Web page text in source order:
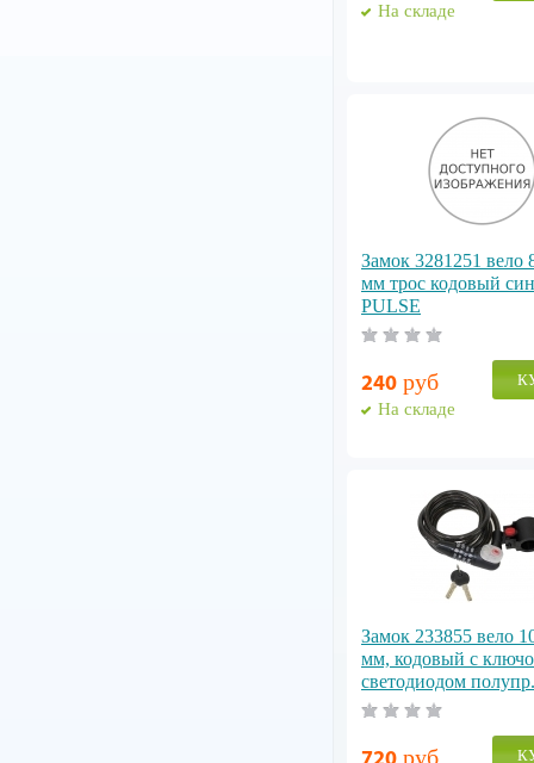
На складе
Замок 3281251 вело
мм трос кодовый
PULSE
240 руб
На складе
Замок 233855 вело
мм, кодовый с
светодиодом полупр.
руб